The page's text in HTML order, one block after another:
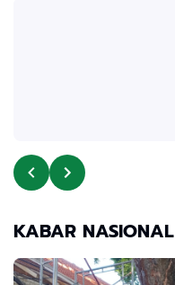
KABAR NASIONAL